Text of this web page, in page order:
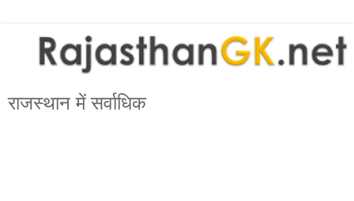
राजस्थान में सर्वाधिक